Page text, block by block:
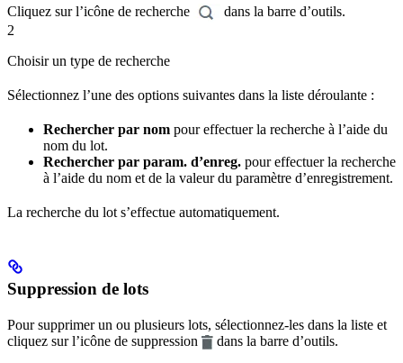
Cliquez sur l’icône de recherche
dans la barre d’outils.
2
Choisir un type de recherche
Sélectionnez l’une des options suivantes dans la liste déroulante :
Rechercher par nom pour effectuer la recherche à l’aide du
nom du lot.
Rechercher par param. d’enreg. pour effectuer la recherche
à l’aide du nom et de la valeur du paramètre d’enregistrement.
La recherche du lot s’effectue automatiquement.
Suppression de lots
Pour supprimer un ou plusieurs lots, sélectionnez-les dans la liste et
cliquez sur l’icône de suppression
dans la barre d’outils.